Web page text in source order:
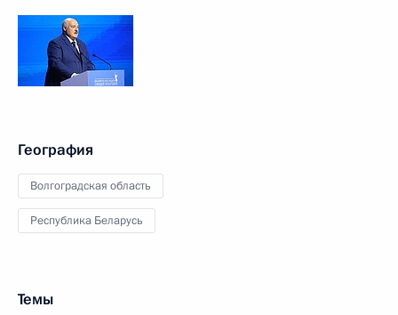
География
Волгоградская область
Республика Беларусь
Темы